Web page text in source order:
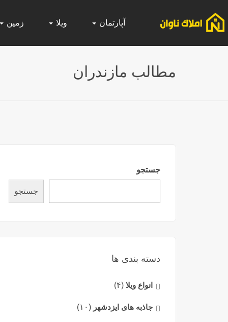
آپارتمان ویلا زمین
مطالب مازندران
جستجو
جستجو
دسته بندی ها
انواع ویلا (۴)
جاذبه های ایزدشهر (۱۰)